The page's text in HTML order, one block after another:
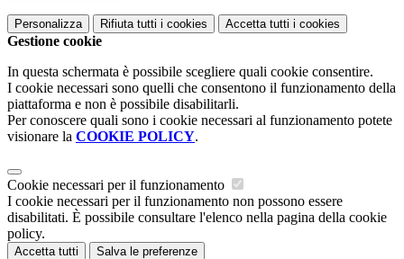
Personalizza Rifiuta tutti i cookies Accetta tutti i cookies
Gestione cookie
In questa schermata è possibile scegliere quali cookie consentire.
I cookie necessari sono quelli che consentono il funzionamento della
piattaforma e non è possibile disabilitarli.
Per conoscere quali sono i cookie necessari al funzionamento potete
visionare la COOKIE POLICY.
Cookie necessari per il funzionamento
I cookie necessari per il funzionamento non possono essere
disabilitati. È possibile consultare l'elenco nella pagina della cookie
policy.
Accetta tutti Salva le preferenze